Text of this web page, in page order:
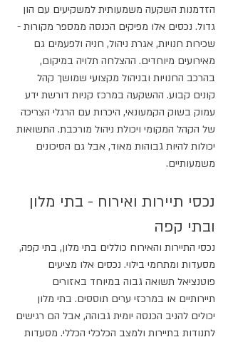
הזדמנות השקעה משמעותית למשקיעים עם הון
גדול. נכסים אלו מפיקים הכנסה ממספר מקורות -
שכירות חנויות, אגרת ניהול, חניה ולפעמים גם
מאירועים מיוחדים. ההצלחה תלויה במיקום,
בהרכב החנויות ובניהול מקצועי שמושך קהל
קונים קבוע. ההשקעה במרכז קניות דורשת ידע
עמוק בשוק הקמעונאי, היכרות עם הרגלי הצריכה
של הקהל המקומי ויכולת ניהול מורכבת. התשואות
יכולות להיות גבוהות מאוד, אבל גם הסיכונים
משמעותיים.
נכסי תיירות ואירוח - בתי מלון
ובתי קפה
נכסי התיירות והאירוח כוללים בתי מלון, בתי קפה,
מסעדות ומתחמי בילוי. נכסים אלו מציעים
פוטנציאל תשואה גבוה במיוחד באזורים
תיירותיים או במרכזי ערים תוססים. בתי מלון
יכולים להניב הכנסה יומית גבוהה, אבל הם רגישים
לתנודות בתיירות ולמצב הכלכלי הכללי. מסעדות